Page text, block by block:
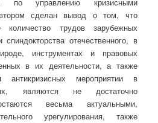
сделан вывод о том, что
трудов зарубежных
отечественного, в
инструментах и правовых
в их деятельности, а также
антикризисных мероприятии в
являются не достаточно
весьма актуальными,
урегулирования, также